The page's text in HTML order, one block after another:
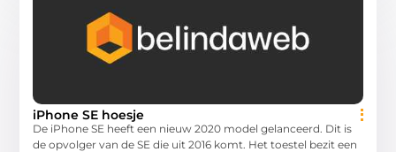
iPhone SE hoesje
De iPhone SE heeft een nieuw 2020 model gelanceerd. Dit is
de opvolger van de SE die uit 2016 komt. Het toestel bezit een